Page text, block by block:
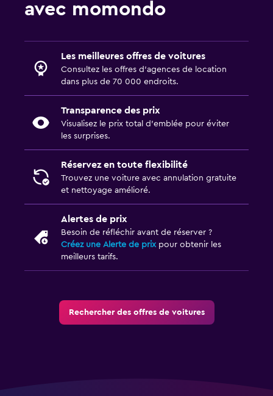
avec momondo
Les meilleures offres de voitures
Consultez les offres d’agences de location
dans plus de 70 000 endroits.
Transparence des prix
Visualisez le prix total d’emblée pour éviter
les surprises.
Réservez en toute flexibilité
Trouvez une voiture avec annulation gratuite
et nettoyage amélioré.
Alertes de prix
Besoin de réfléchir avant de réserver ?
Créez une Alerte de prixpour obtenir les
meilleurs tarifs.
Rechercher des offres de voitures